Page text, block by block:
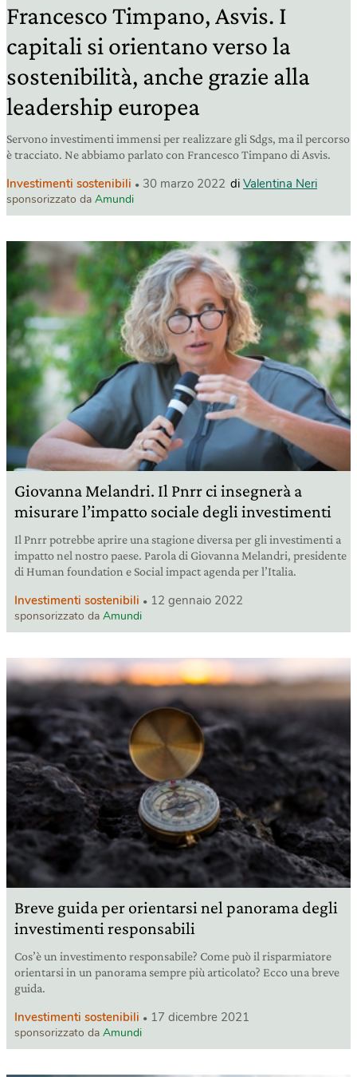
Francesco Timpano, Asvis. I
capitali si orientano verso la
sostenibilità, anche grazie alla
leadership europea
Servono investimenti immensi per realizzare gli Sdgs, ma il percorso
è tracciato. Ne abbiamo parlato con Francesco Timpano di Asvis.
Investimenti sostenibili 30 marzo 2022 di Valentina Neri
sponsorizzato da Amundi
Giovanna Melandri. Il Pnrr ci insegnerà a
misurare l’impatto sociale degli investimenti
Il Pnrr potrebbe aprire una stagione diversa per gli investimenti a
impatto nel nostro paese. Parola di Giovanna Melandri, presidente
di Human foundation e Social impact agenda per l’Italia.
Investimenti sostenibili 12 gennaio 2022
sponsorizzato da Amundi
Breve guida per orientarsi nel panorama degli
investimenti responsabili
Cos’è un investimento responsabile? Come può il risparmiatore
orientarsi in un panorama sempre più articolato? Ecco una breve
guida.
Investimenti sostenibili 17 dicembre 2021
sponsorizzato da Amundi